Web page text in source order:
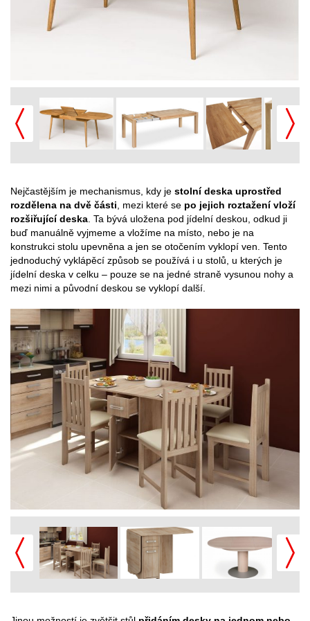
Nejčastějším je mechanismus, kdy je stolní deska uprostřed
rozdělena na dvě části, mezi které se po jejich roztažení vloží
rozšiřující deska. Ta bývá uložena pod jídelní deskou, odkud ji
buď manuálně vyjmeme a vložíme na místo, nebo je na
konstrukci stolu upevněna a jen se otočením vyklopí ven. Tento
jednoduchý vyklápěcí způsob se používá i u stolů, u kterých je
jídelní deska v celku – pouze se na jedné straně vysunou nohy a
mezi nimi a původní deskou se vyklopí další.